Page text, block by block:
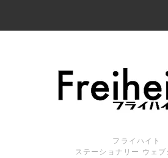
フライハイト
ステーショナリー ウェブ